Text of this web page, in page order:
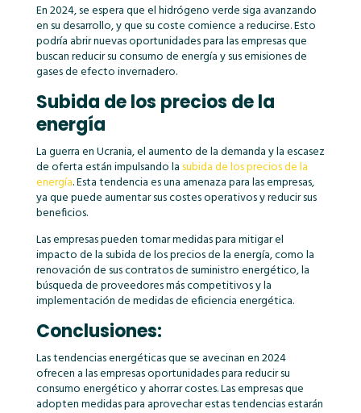
En 2024, se espera que el hidrógeno verde siga avanzando
en su desarrollo, y que su coste comience a reducirse. Esto
podría abrir nuevas oportunidades para las empresas que
buscan reducir su consumo de energía y sus emisiones de
gases de efecto invernadero.
Subida de los precios de la
energía
La guerra en Ucrania, el aumento de la demanda y la escasez
de oferta están impulsando la subida de los precios de la
energía. Esta tendencia es una amenaza para las empresas,
ya que puede aumentar sus costes operativos y reducir sus
beneficios.
Las empresas pueden tomar medidas para mitigar el
impacto de la subida de los precios de la energía, como la
renovación de sus contratos de suministro energético, la
búsqueda de proveedores más competitivos y la
implementación de medidas de eficiencia energética.
Conclusiones:
Las tendencias energéticas que se avecinan en 2024
ofrecen a las empresas oportunidades para reducir su
consumo energético y ahorrar costes. Las empresas que
adopten medidas para aprovechar estas tendencias estarán